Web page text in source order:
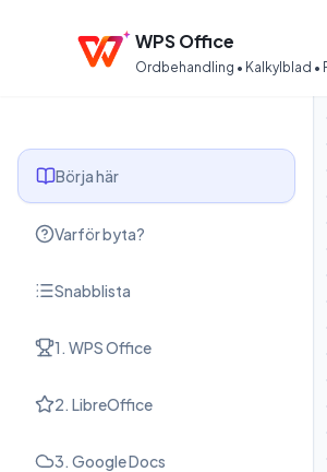
WPS Office
Ordbehandling • Kalkylblad •
Börja här
Varför byta?
Snabblista
1. WPS Office
2. LibreOffice
3. Google Docs